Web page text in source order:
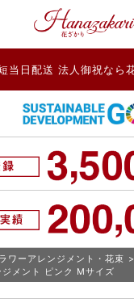
当日配送 法人御祝なら
ワーアレンジメント・花束 >
メント ピンク Mサイズ